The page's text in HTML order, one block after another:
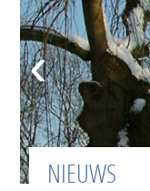
‹
NIEUWS